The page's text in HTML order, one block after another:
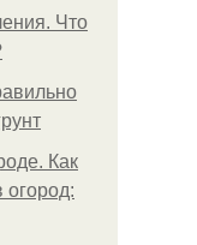
Что
Как
огород: